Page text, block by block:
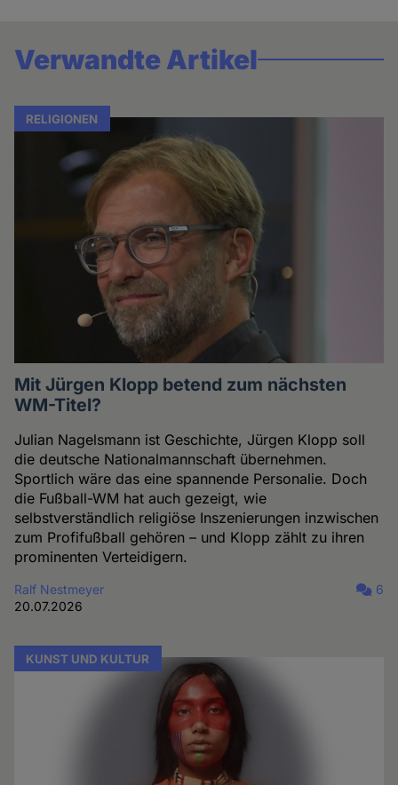
Verwandte Artikel
RELIGIONEN
Mit Jürgen Klopp betend zum nächsten
WM-Titel?
Julian Nagelsmann ist Geschichte, Jürgen Klopp soll
die deutsche Nationalmannschaft übernehmen.
Sportlich wäre das eine spannende Personalie. Doch
die Fußball-WM hat auch gezeigt, wie
selbstverständlich religiöse Inszenierungen inzwischen
zum Profifußball gehören – und Klopp zählt zu ihren
prominenten Verteidigern.
Ralf Nestmeyer
20.07.2026
6
KUNST UND KULTUR